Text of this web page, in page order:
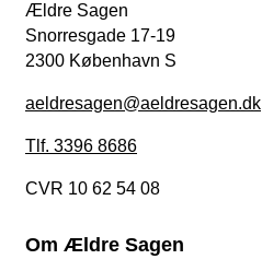
Ældre Sagen
Snorresgade 17-19
2300 København S
aeldresagen@aeldresagen.dk
Tlf. 3396 8686
CVR 10 62 54 08
Om Ældre Sagen